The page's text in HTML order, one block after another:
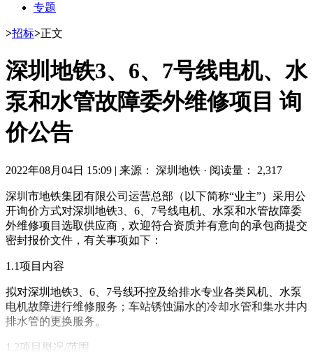
专题
>招标>正文
深圳地铁3、6、7号线电机、水
泵和水管故障委外维修项目 询
价公告
2022年08月04日 15:09 | 来源： 深圳地铁 · 阅读量： 2,317
深圳市地铁集团有限公司运营总部（以下简称“业主”）采用公
开询价方式对深圳地铁3、6、7号线电机、水泵和水管故障委
外维修项目选取供应商，欢迎符合资质并有意向的承包商提交
密封报价文件，有关事项如下：
1.1项目内容
拟对深圳地铁3、6、7号线环控及给排水专业各类风机、水泵
电机故障进行维修服务；车站锈蚀漏水的冷却水管和集水井内
排水管的更换服务。
1.2项目概况/范围